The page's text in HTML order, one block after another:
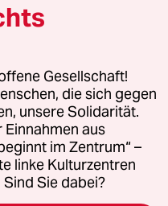
Gesellschaft!
die sich gegen
unsere Solidarität.
aus
im Zentrum“ –
linke Kulturzentren
Sie dabei?